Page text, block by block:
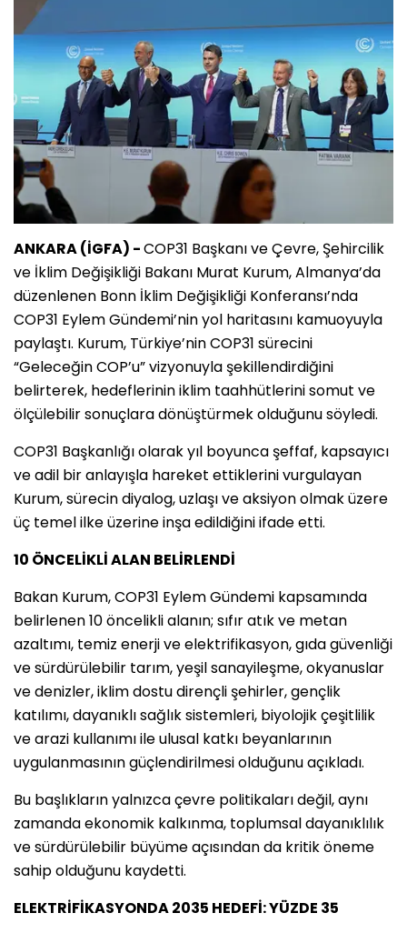
ANKARA (İGFA) -COP31 Başkanı ve Çevre, Şehircilik
ve İklim Değişikliği Bakanı Murat Kurum, Almanya’da
düzenlenen Bonn İklim Değişikliği Konferansı’nda
COP31 Eylem Gündemi’nin yol haritasını kamuoyuyla
paylaştı. Kurum, Türkiye’nin COP31 sürecini
“Geleceğin COP’u” vizyonuyla şekillendirdiğini
belirterek, hedeflerinin iklim taahhütlerini somut ve
ölçülebilir sonuçlara dönüştürmek olduğunu söyledi.
COP31 Başkanlığı olarak yıl boyunca şeffaf, kapsayıcı
ve adil bir anlayışla hareket ettiklerini vurgulayan
Kurum, sürecin diyalog, uzlaşı ve aksiyon olmak üzere
üç temel ilke üzerine inşa edildiğini ifade etti.
10 ÖNCELİKLİ ALAN BELİRLENDİ
Bakan Kurum, COP31 Eylem Gündemi kapsamında
belirlenen 10 öncelikli alanın; sıfır atık ve metan
azaltımı, temiz enerji ve elektrifikasyon, gıda güvenliği
ve sürdürülebilir tarım, yeşil sanayileşme, okyanuslar
ve denizler, iklim dostu dirençli şehirler, gençlik
katılımı, dayanıklı sağlık sistemleri, biyolojik çeşitlilik
ve arazi kullanımı ile ulusal katkı beyanlarının
uygulanmasının güçlendirilmesi olduğunu açıkladı.
Bu başlıkların yalnızca çevre politikaları değil, aynı
zamanda ekonomik kalkınma, toplumsal dayanıklılık
ve sürdürülebilir büyüme açısından da kritik öneme
sahip olduğunu kaydetti.
ELEKTRİFİKASYONDA 2035 HEDEFİ: YÜZDE 35